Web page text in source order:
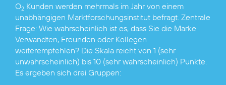
O2 Kunden werden mehrmals im Jahr von einem
unabhängigen Marktforschungsinstitut befragt. Zentrale
Frage: Wie wahrscheinlich ist es, dass Sie die Marke
Verwandten, Freunden oder Kollegen
weiterempfehlen? Die Skala reicht von 1 (sehr
unwahrscheinlich) bis 10 (sehr wahrscheinlich) Punkte.
Es ergeben sich drei Gruppen: